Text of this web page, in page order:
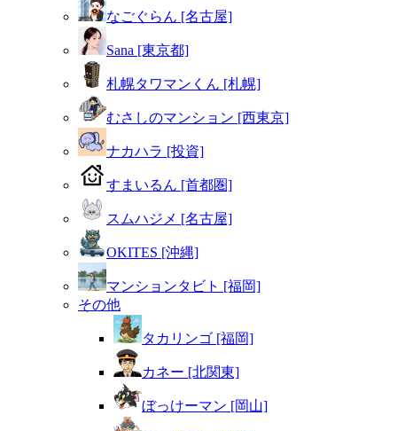
なごぐらん [名古屋]
Sana [東京都]
札幌タワマンくん [札幌]
むさしのマンション [西東京]
ナカハラ [投資]
すまいるん [首都圏]
スムハジメ [名古屋]
OKITES [沖縄]
マンションタビト [福岡]
その他
タカリンゴ [福岡]
カネー [北関東]
ぼっけーマン [岡山]